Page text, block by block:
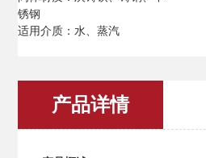
锈钢
适用介质：水、蒸汽
产品详情